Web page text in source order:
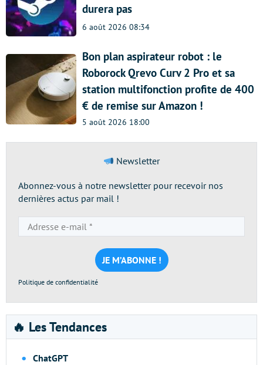
durera pas
6 août 2026 08:34
Bon plan aspirateur robot : le
Roborock Qrevo Curv 2 Pro et sa
station multifonction profite de 400
€ de remise sur Amazon !
5 août 2026 18:00
Newsletter
Abonnez-vous à notre newsletter pour recevoir nos
dernières actus par mail !
e-
mail
*
Politique de confidentialité
🔥 Les Tendances
ChatGPT